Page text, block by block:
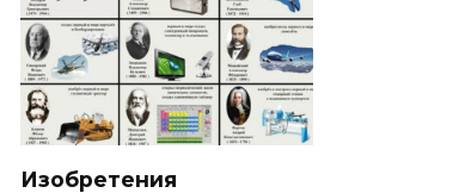
Изобретения